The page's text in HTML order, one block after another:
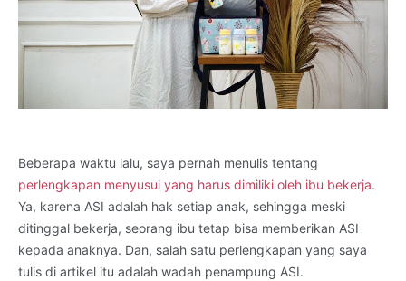
Beberapa waktu lalu, saya pernah menulis tentang
perlengkapan menyusui yang harus dimiliki oleh ibu bekerja.
Ya, karena ASI adalah hak setiap anak, sehingga meski
ditinggal bekerja, seorang ibu tetap bisa memberikan ASI
kepada anaknya. Dan, salah satu perlengkapan yang saya
tulis di artikel itu adalah wadah penampung ASI.